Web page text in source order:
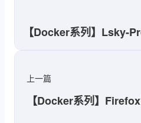
【Docker系列】Lsky-
上一篇
【Docker系列】